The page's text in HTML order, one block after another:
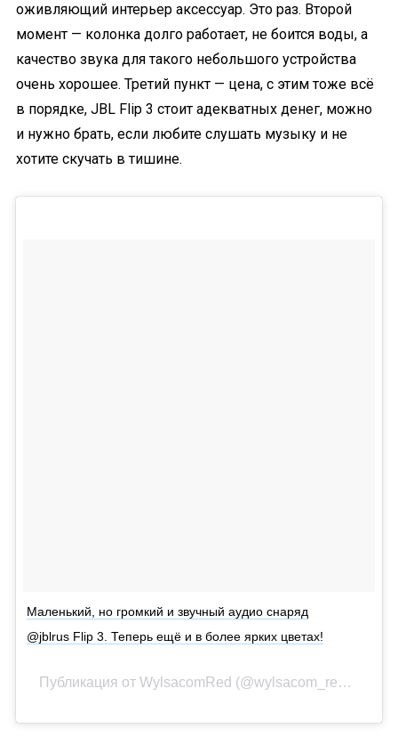
оживляющий интерьер аксессуар. Это раз. Второй
момент — колонка долго работает, не боится воды, а
качество звука для такого небольшого устройства
очень хорошее. Третий пункт — цена, с этим тоже всё
в порядке, JBL Flip 3 стоит адекватных денег, можно
и нужно брать, если любите слушать музыку и не
хотите скучать в тишине.
Маленький, но громкий и звучный аудио снаряд
@jblrus Flip 3. Теперь ещё и в более ярких цветах!
Публикация от WylsacomRed (@wylsacom_red)